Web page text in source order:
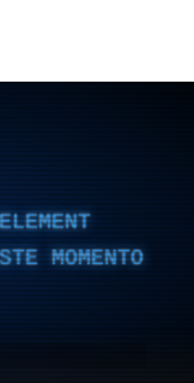
MOMENTO